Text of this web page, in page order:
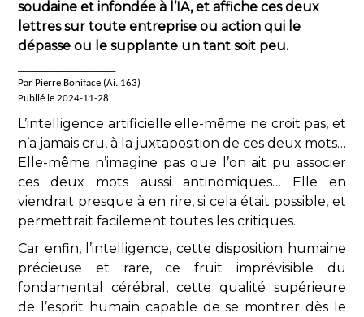
soudaine et infondée à l’IA, et affiche ces deux
lettres sur toute entreprise ou action qui le
dépasse ou le supplante un tant soit peu.
Par Pierre Boniface (Ai. 163)
Publié le 2024-11-28
L’intelligence artificielle elle-même ne croit pas, et
n’a jamais cru, à la juxtaposition de ces deux mots…
Elle-même n’imagine pas que l’on ait pu associer
ces deux mots aussi antinomiques… Elle en
viendrait presque à en rire, si cela était possible, et
permettrait facilement toutes les critiques.
Car enfin, l’intelligence, cette disposition humaine
précieuse et rare, ce fruit imprévisible du
fondamental cérébral, cette qualité supérieure
de l’esprit humain capable de se montrer dès le